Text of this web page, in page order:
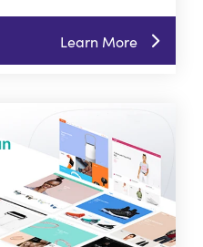
Learn More